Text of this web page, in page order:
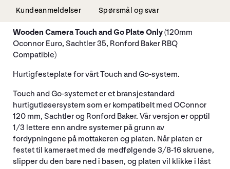
Kundeanmeldelser Spørsmål og svar
Wooden Camera Touch and Go Plate Only(120mm
Oconnor Euro, Sachtler 35, Ronford Baker RBQ
Compatible)
Hurtigfesteplate for vårt Touch and Go-system.
Touch and Go-systemet er et bransjestandard
hurtigutløsersystem som er kompatibelt med OConnor
120 mm, Sachtler og Ronford Baker. Vår versjon er opptil
1/3 lettere enn andre systemer på grunn av
fordypningene på mottakeren og platen. Når platen er
festet til kameraet med de medfølgende 3/8-16 skruene,
slipper du den bare ned i basen, og platen vil klikke i låst